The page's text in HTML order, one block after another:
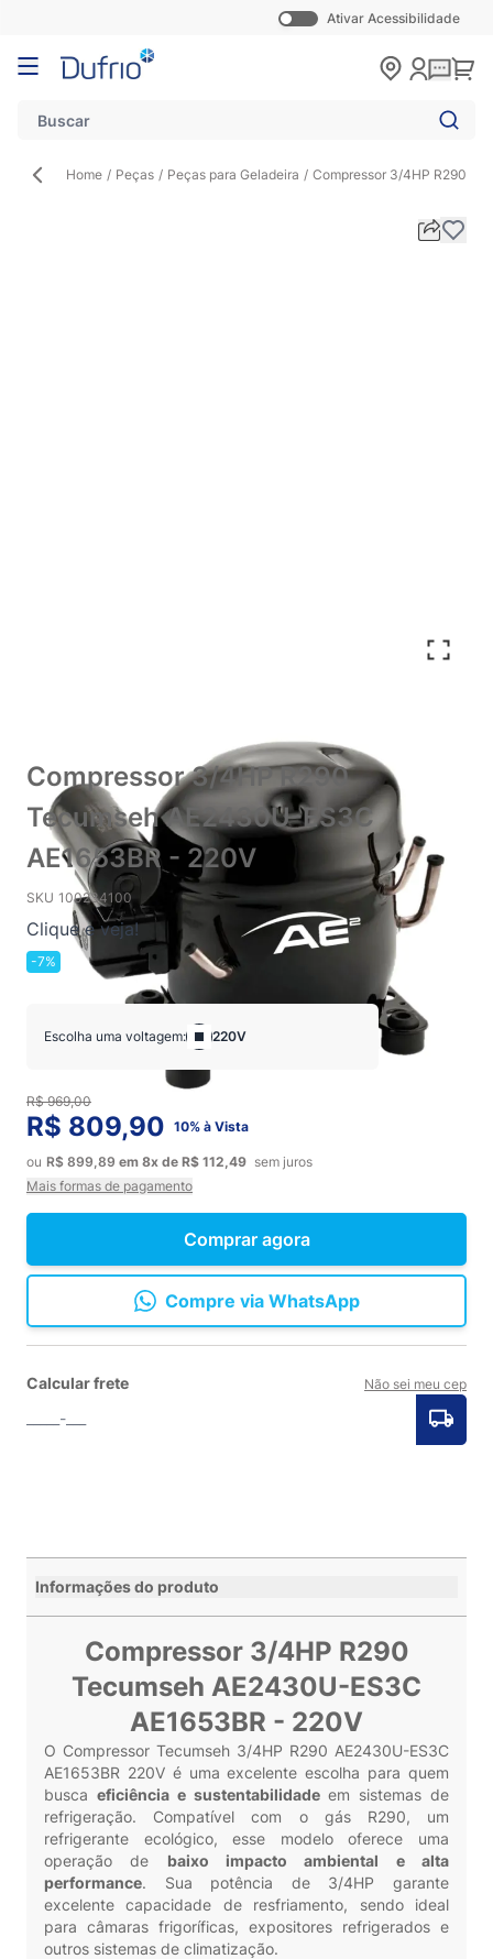
Ativar Acessibilidade
Pular para o conteúdo
Home / Peças / Peças para Geladeira / Compressor 3/4HP R290
Compressor 3/4HP R290
Tecumseh AE2430U-ES3C
AE1653BR - 220V
SKU 100234100
Clique e veja!
-7%
Comprar agora
Escolha uma voltagem: 220V
R$ 809,90 10% à Vista
ou R$ 899,89 em 8x de R$ 112,49 sem juros
Mais formas de pagamento
Compre via WhatsApp
R$ 969,00
Calcular frete Não sei meu cep
Informações do produto
Compressor 3/4HP R290
Tecumseh AE2430U-ES3C
AE1653BR - 220V
O Compressor Tecumseh 3/4HP R290 AE2430U-ES3C
AE1653BR 220V é uma excelente escolha para quem
busca eficiência e sustentabilidade em sistemas de
refrigeração. Compatível com o gás R290, um
refrigerante ecológico, esse modelo oferece uma
operação de baixo impacto ambiental e alta
performance. Sua potência de 3/4HP garante
excelente capacidade de resfriamento, sendo ideal
para câmaras frigoríficas, expositores refrigerados e
outros sistemas de climatização.